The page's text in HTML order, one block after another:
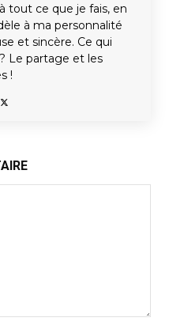
tout ce que je fais, en
à ma personnalité
et sincère. Ce qui
Le partage et les
!